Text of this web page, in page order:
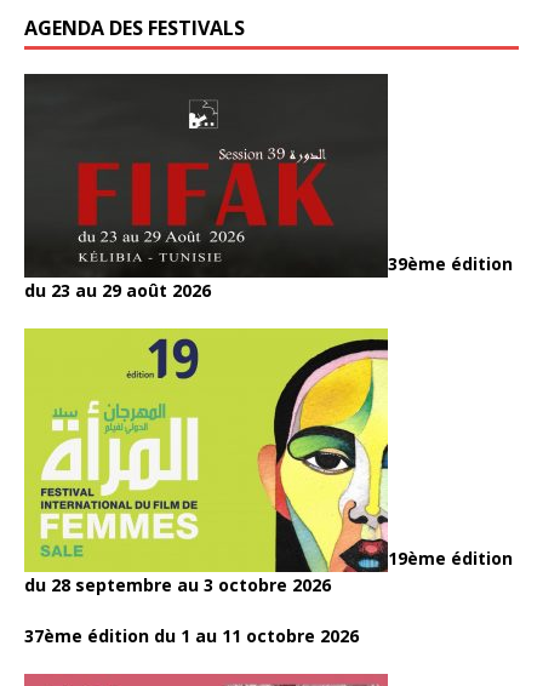
AGENDA DES FESTIVALS
39ème édition
du 23 au 29 août 2026
19ème édition
du 28 septembre au 3 octobre 2026
37ème édition du 1 au 11 octobre 2026